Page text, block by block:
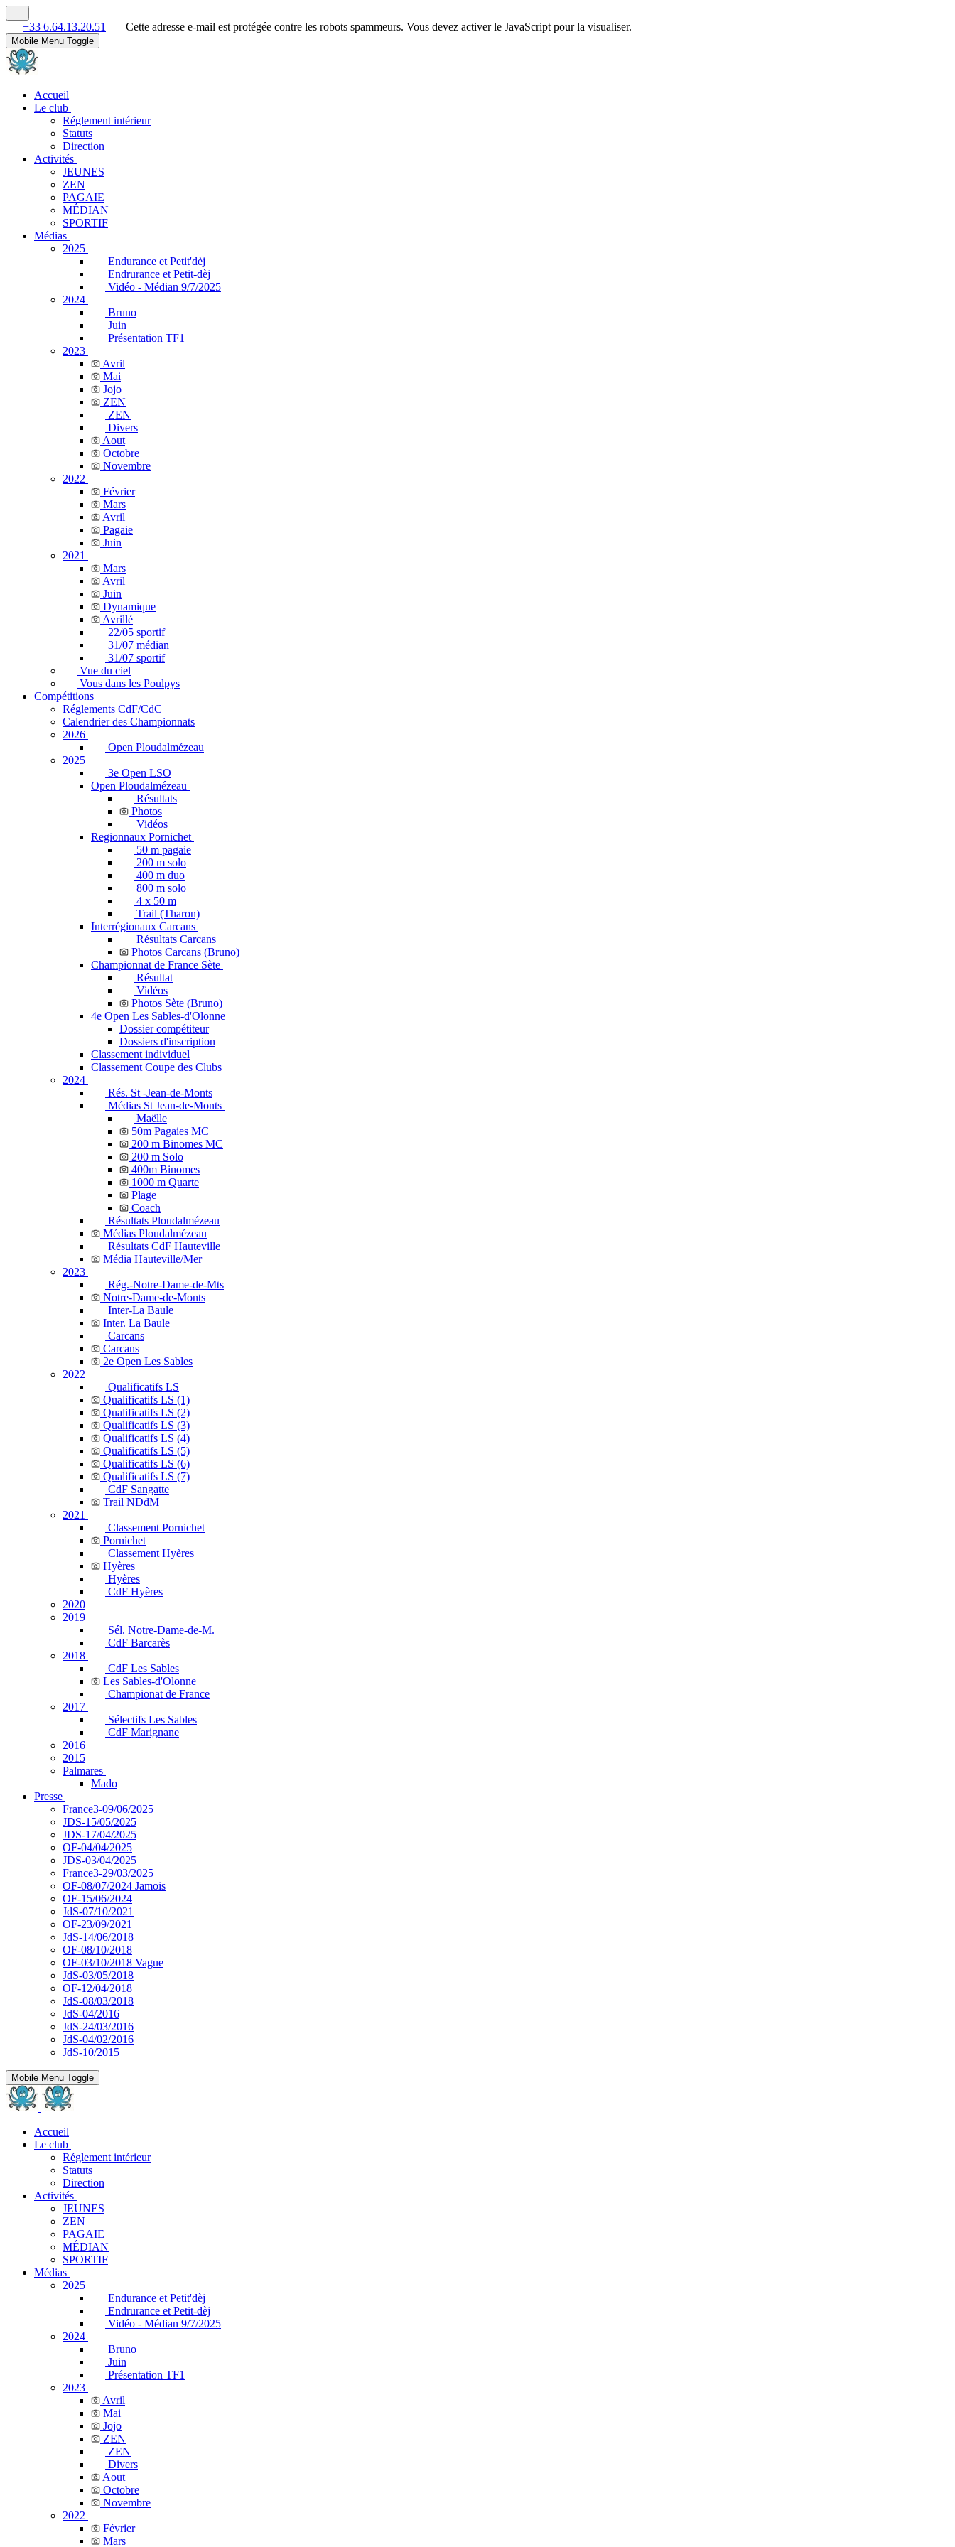
+33 6.64.13.20.51 Cette adresse e-mail est protégée contre les robots spammeurs. Vous devez activer le JavaScript pour la visualiser.
Mobile Menu Toggle
Accueil
Le club
Réglement intérieur
Statuts
Direction
Activités
JEUNES
ZEN
PAGAIE
MÉDIAN
SPORTIF
Médias
2025
Endurance et Petit'dèj
Endrurance et Petit-dèj
Vidéo - Médian 9/7/2025
2024
Bruno
Juin
Présentation TF1
2023
Avril
Mai
Jojo
ZEN
ZEN
Divers
Aout
Octobre
Novembre
2022
Février
Mars
Avril
Pagaie
Juin
2021
Mars
Avril
Juin
Dynamique
Avrillé
22/05 sportif
31/07 médian
31/07 sportif
Vue du ciel
Vous dans les Poulpys
Compétitions
Réglements CdF/CdC
Calendrier des Championnats
2026
Open Ploudalmézeau
2025
3e Open LSO
Open Ploudalmézeau
Résultats
Photos
Vidéos
Regionnaux Pornichet
50 m pagaie
200 m solo
400 m duo
800 m solo
4 x 50 m
Trail (Tharon)
Interrégionaux Carcans
Résultats Carcans
Photos Carcans (Bruno)
Championnat de France Sète
Résultat
Vidéos
Photos Sète (Bruno)
4e Open Les Sables-d'Olonne
Dossier compétiteur
Dossiers d'inscription
Classement individuel
Classement Coupe des Clubs
2024
Rés. St -Jean-de-Monts
Médias St Jean-de-Monts
Maëlle
50m Pagaies MC
200 m Binomes MC
200 m Solo
400m Binomes
1000 m Quarte
Plage
Coach
Résultats Ploudalmézeau
Médias Ploudalmézeau
Résultats CdF Hauteville
Média Hauteville/Mer
2023
Rég.-Notre-Dame-de-Mts
Notre-Dame-de-Monts
Inter-La Baule
Inter. La Baule
Carcans
Carcans
2e Open Les Sables
2022
Qualificatifs LS
Qualificatifs LS (1)
Qualificatifs LS (2)
Qualificatifs LS (3)
Qualificatifs LS (4)
Qualificatifs LS (5)
Qualificatifs LS (6)
Qualificatifs LS (7)
CdF Sangatte
Trail NDdM
2021
Classement Pornichet
Pornichet
Classement Hyères
Hyères
Hyères
CdF Hyères
2020
2019
Sél. Notre-Dame-de-M.
CdF Barcarès
2018
CdF Les Sables
Les Sables-d'Olonne
Championat de France
2017
Sélectifs Les Sables
CdF Marignane
2016
2015
Palmares
Mado
Presse
France3-09/06/2025
JDS-15/05/2025
JDS-17/04/2025
OF-04/04/2025
JDS-03/04/2025
France3-29/03/2025
OF-08/07/2024 Jamois
OF-15/06/2024
JdS-07/10/2021
OF-23/09/2021
JdS-14/06/2018
OF-08/10/2018
OF-03/10/2018 Vague
JdS-03/05/2018
OF-12/04/2018
JdS-08/03/2018
JdS-04/2016
JdS-24/03/2016
JdS-04/02/2016
JdS-10/2015
Mobile Menu Toggle
Accueil
Le club
Réglement intérieur
Statuts
Direction
Activités
JEUNES
ZEN
PAGAIE
MÉDIAN
SPORTIF
Médias
2025
Endurance et Petit'dèj
Endrurance et Petit-dèj
Vidéo - Médian 9/7/2025
2024
Bruno
Juin
Présentation TF1
2023
Avril
Mai
Jojo
ZEN
ZEN
Divers
Aout
Octobre
Novembre
2022
Février
Mars